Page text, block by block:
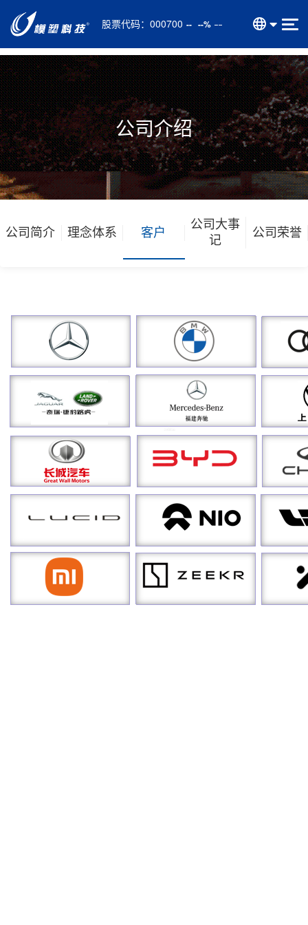
股票代码：000700 -- --%
公司介绍
公司简介 理念体系 客户
公司大事
记
公司荣誉